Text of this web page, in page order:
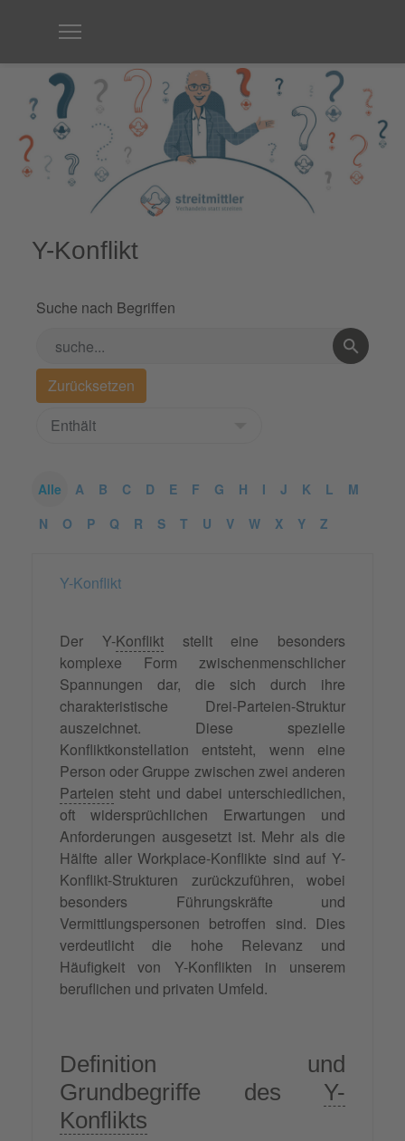
Y-Konflikt
Suche nach Begriffen
Alle A B C D E F G H I J K L
M
N
O P Q R S T U V W X Y Z
Y-Konflikt
Der Y-Konfliktstellt eine besonders
komplexe Form zwischenmenschlicher
Spannungen dar, die sich durch ihre
charakteristische Drei-Parteien-Struktur
auszeichnet. Diese spezielle
Konfliktkonstellation entsteht, wenn eine
Person oder Gruppe zwischen zwei anderen
Parteien steht und dabei unterschiedlichen,
oft widersprüchlichen Erwartungen und
Anforderungen ausgesetzt ist. Mehr als die
Hälfte aller Workplace-Konflikte sind auf Y-
Konflikt-Strukturen zurückzuführen, wobei
besonders Führungskräfte und
Vermittlungspersonen betroffen sind. Dies
verdeutlicht die hohe Relevanz und
Häufigkeit von Y-Konflikten in unserem
beruflichen und privaten Umfeld.
Definition und
Grundbegriffe des Y-
Konflikts